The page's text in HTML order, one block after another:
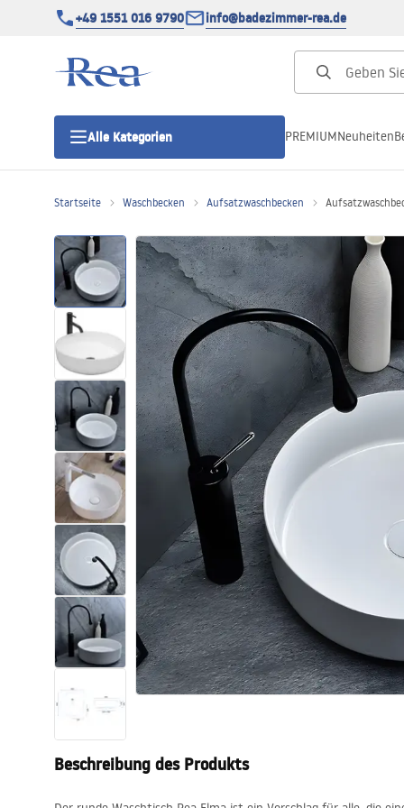
+49 1551 016 9790 info@badezimmer-rea.de
Alle Kategorien
Duschtüren
Duschwannen
Duschrinnen
Toiletten
Waschbecken
Wannen und
Badewannenaufsätze
Badarmaturen
Duschen
Küche
Badezimmerzubehör und Möbel
PREMIUMNeuheiten
Startseite Waschbecken Aufsatzwaschbecken
Beschreibung des Produkts